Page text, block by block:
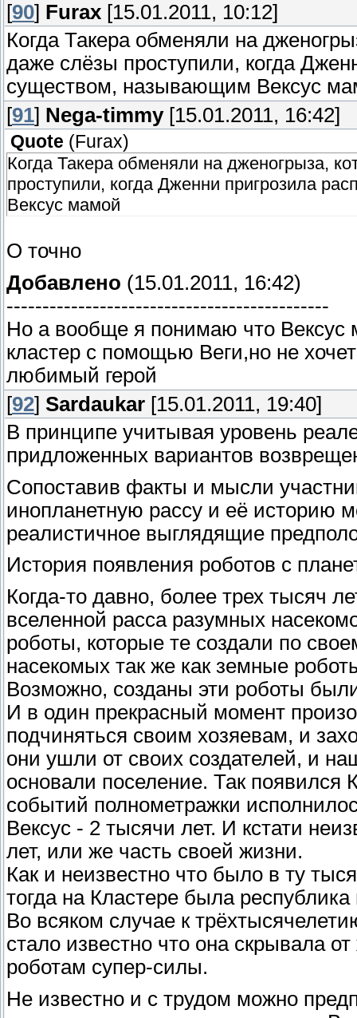
[90] Furax [15.01.2011, 10:12]
Когда Такера обменяли на
даже слёзы проступили, когда
существом, называющим Вексус
[91] Nega-timmy[15.01.2011, 16:42]
Quote (Furax)
Когда Такера обменяли на дженогрыза,
проступили, когда Дженни пригрозила
Вексус мамой
О точно
Добавлено (15.01.2011, 16:42)
---------------------------------------------
Но а вообще я понимаю что Вексус
кластер с помощью Веги,но не
любимый герой
[92] Sardaukar [15.01.2011, 19:40]
В принципе учитывая уровень
придложенных вариантов
Сопоставив факты и мысли
инопланетную рассу и её историю
реалистичное выглядящие
История появления роботов с
Когда-то давно, более трех тысяч
вселенной расса разумных
роботы, которые те создали по
насекомых так же как земные
Возможно, созданы эти роботы
И в один прекрасный момент
подчиняться своим хозяевам, и
они ушли от своих создателей, и
основали поселение. Так появился
событий полнометражки
Вексус - 2 тысячи лет. И кстати
лет, или же часть своей жизни.
Как и неизвестно что было в ту
тогда на Кластере была
Во всяком случае к
стало известно что она скрывала
роботам супер-силы.
Не известно и с трудом можно